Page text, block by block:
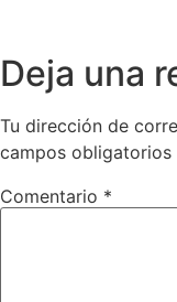
Deja una
Tu dirección de
campos obligatorios
Comentario *